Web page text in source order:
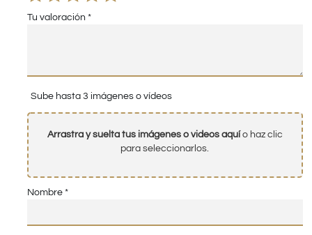
Tu valoración *
Sube hasta 3 imágenes o vídeos
Arrastra y suelta tus imágenes o videos aquío haz clic
para seleccionarlos.
Nombre *